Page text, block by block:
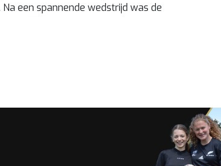
een spannende wedstrijd was de